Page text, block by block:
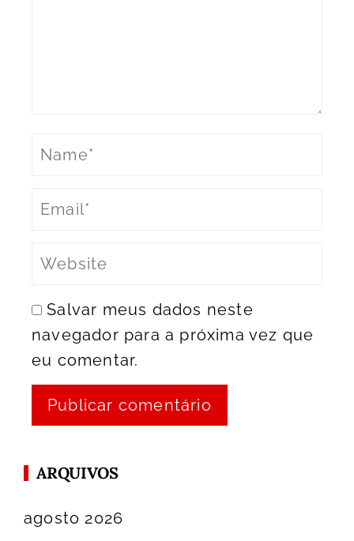
Salvar meus dados neste
navegador para a próxima vez que
eu comentar.
ARQUIVOS
agosto 2026